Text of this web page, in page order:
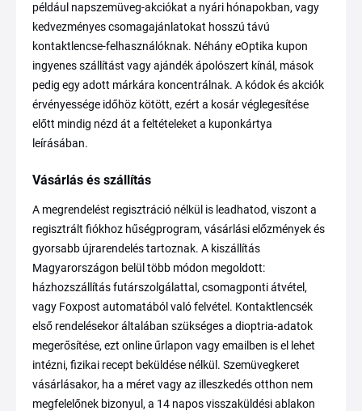
például napszemüveg-akciókat a nyári hónapokban, vagy
kedvezményes csomagajánlatokat hosszú távú
kontaktlencse-felhasználóknak. Néhány eOptika kupon
ingyenes szállítást vagy ajándék ápolószert kínál, mások
pedig egy adott márkára koncentrálnak. A kódok és akciók
érvényessége időhöz kötött, ezért a kosár véglegesítése
előtt mindig nézd át a feltételeket a kuponkártya
leírásában.
Vásárlás és szállítás
A megrendelést regisztráció nélkül is leadhatod, viszont a
regisztrált fiókhoz hűségprogram, vásárlási előzmények és
gyorsabb újrarendelés tartoznak. A kiszállítás
Magyarországon belül több módon megoldott:
házhozszállítás futárszolgálattal, csomagponti átvétel,
vagy Foxpost automatából való felvétel. Kontaktlencsék
első rendelésekor általában szükséges a dioptria-adatok
megerősítése, ezt online űrlapon vagy emailben is el lehet
intézni, fizikai recept beküldése nélkül. Szemüvegkeret
vásárlásakor, ha a méret vagy az illeszkedés otthon nem
megfelelőnek bizonyul, a 14 napos visszaküldési ablakon